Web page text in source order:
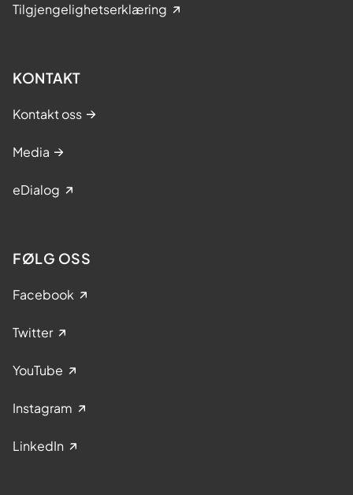
Tilgjengelighetserklæring
KONTAKT
Kontakt oss
Media
eDialog
FØLG OSS
Facebook
Twitter
YouTube
Instagram
LinkedIn